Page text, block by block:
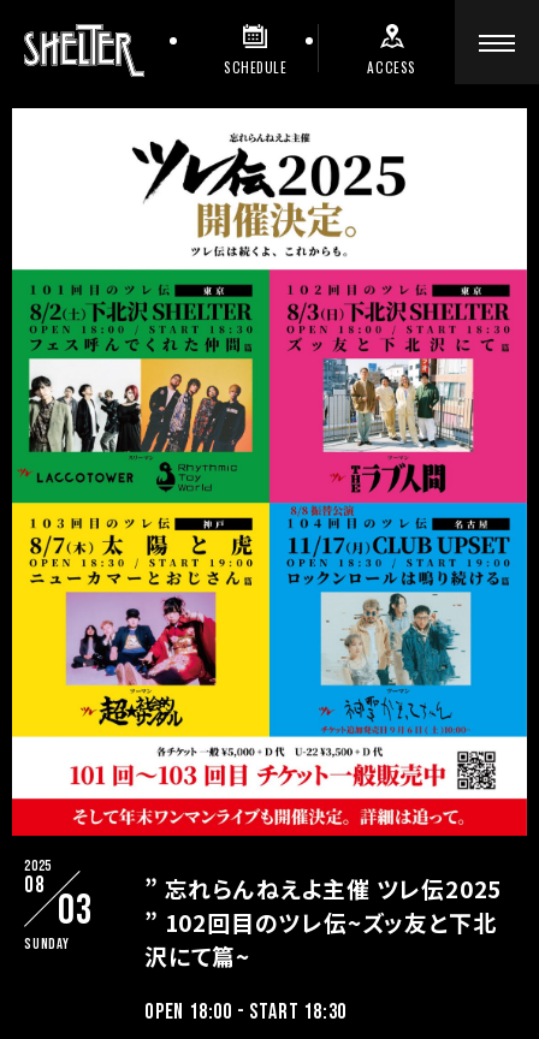
SCHEDULE ACCESS
2025
08
03
Sunday
” 忘れらんねえよ主催 ツレ伝2025
” 102回目のツレ伝~ズッ友と下北
沢にて篇~
OPEN 18:00 - START 18:30